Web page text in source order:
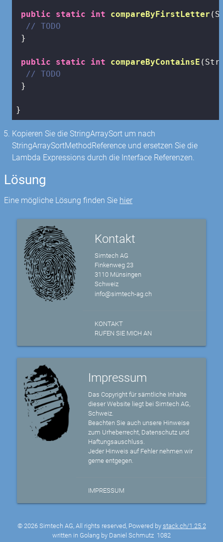
public static int compareByFirstLetter
// TODO
}
public static int compareByContainsE
// TODO
}
}
Kopieren Sie die StringArraySort um nach
StringArraySortMethodReference und ersetzen Sie die
Lambda Expressions durch die Interface Referenzen.
Lösung
Eine mögliche Lösung finden Sie hier
Kontakt
Simtech AG
Finkenweg 23
3110 Münsingen
Schweiz
info@simtech-ag.ch
KONTAKT
RUFEN SIE MICH AN
Impressum
Das Copyright für sämtliche Inhalte
dieser Website liegt bei Simtech AG,
Schweiz.
Beachten Sie auch unsere Hinweise
zum Urheberrecht, Datenschutz und
Haftungsauschluss.
Jeder Hinweis auf Fehler nehmen wir
gerne entgegen.
IMPRESSUM
© 2026 Simtech AG, All rights reserved, Powered by stack.ch/1.25.2
written in Golang by Daniel Schmutz 1082